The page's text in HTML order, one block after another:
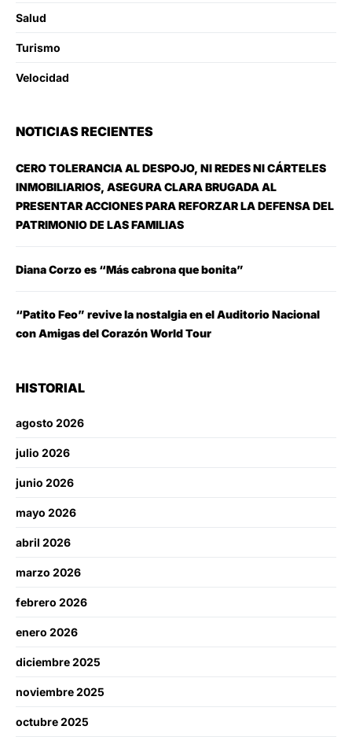
Salud
Turismo
Velocidad
NOTICIAS RECIENTES
CERO TOLERANCIA AL DESPOJO, NI REDES NI CÁRTELES
INMOBILIARIOS, ASEGURA CLARA BRUGADA AL
PRESENTAR ACCIONES PARA REFORZAR LA DEFENSA DEL
PATRIMONIO DE LAS FAMILIAS
Diana Corzo es “Más cabrona que bonita”
“Patito Feo” revive la nostalgia en el Auditorio Nacional
con Amigas del Corazón World Tour
HISTORIAL
agosto 2026
julio 2026
junio 2026
mayo 2026
abril 2026
marzo 2026
febrero 2026
enero 2026
diciembre 2025
noviembre 2025
octubre 2025